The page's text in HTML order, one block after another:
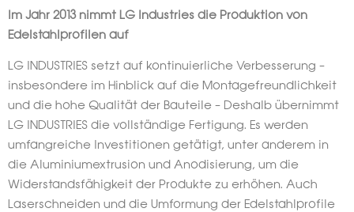
Im Jahr 2013 nimmt LG Industries die Produktion von
Edelstahlprofilen auf
LG INDUSTRIES setzt auf kontinuierliche Verbesserung –
insbesondere im Hinblick auf die Montagefreundlichkeit
und die hohe Qualität der Bauteile – Deshalb übernimmt
LG INDUSTRIES die vollständige Fertigung. Es werden
umfangreiche Investitionen getätigt, unter anderem in
die Aluminiumextrusion und Anodisierung, um die
Widerstandsfähigkeit der Produkte zu erhöhen. Auch
Laserschneiden und die Umformung der Edelstahlprofile